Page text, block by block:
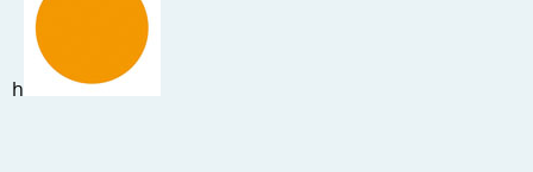
Template, mask, stencils, grids
Wat nog, een creatief kijkje
h